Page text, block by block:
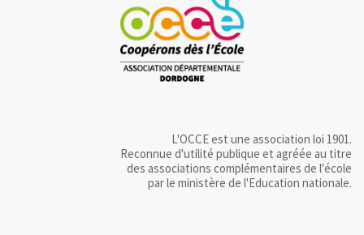
L'OCCE est une association loi 1901.
Reconnue d'utilité publique et agréée au titre
des associations complémentaires de l'école
par le ministère de l'Education nationale.